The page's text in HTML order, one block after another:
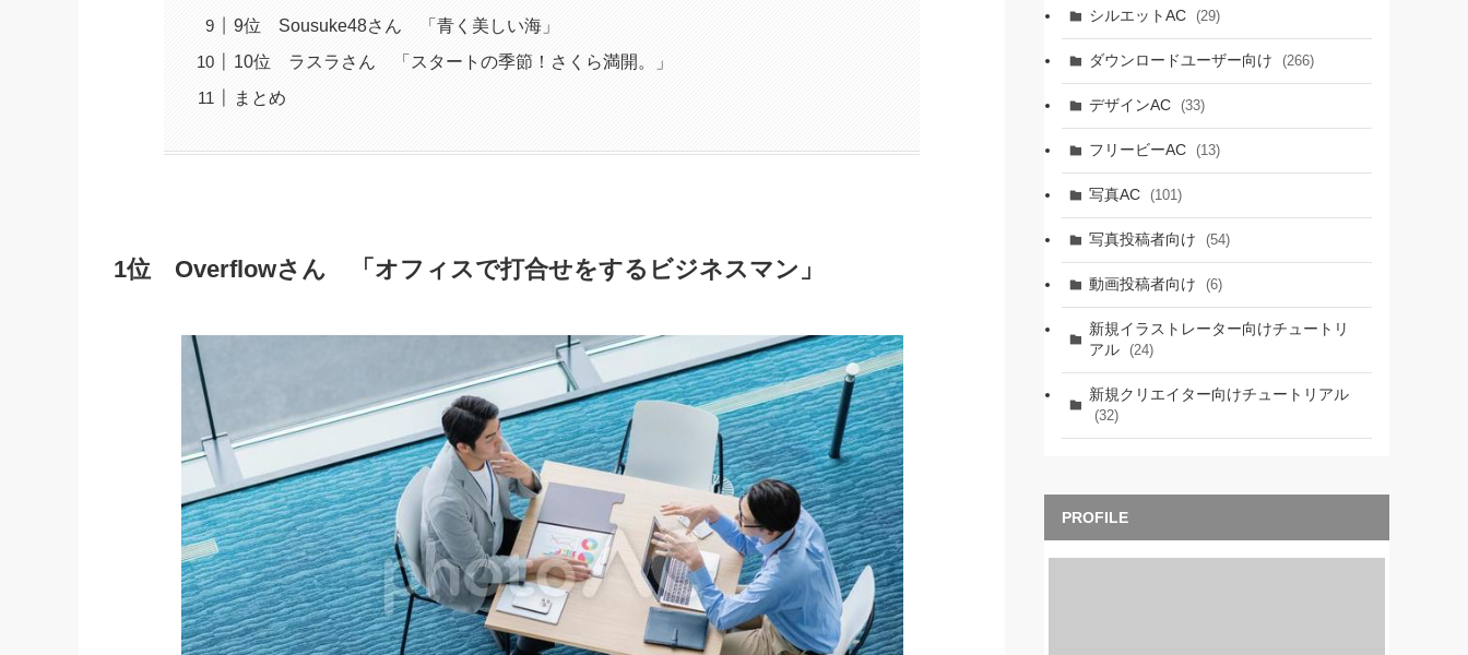
9位 Sousuke48さん 「青く美しい海」
10位 ラスラさん 「スタートの季節！さくら満開。」
まとめ
1位 Overflowさん 「オフィスで打合せをするビジネスマン」
シルエットAC (29)
ダウンロードユーザー向け (266)
デザインAC (33)
フリービーAC (13)
写真AC (101)
写真投稿者向け (54)
動画投稿者向け (6)
新規イラストレーター向けチュートリ
アル (24)
新規クリエイター向けチュートリアル
(32)